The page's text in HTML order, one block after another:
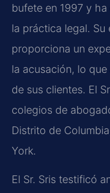
bufete en 1997 y
la práctica legal.
proporciona un
la acusación, lo
de sus clientes. El
colegios de
Distrito de
York.
El Sr. Sris testificó